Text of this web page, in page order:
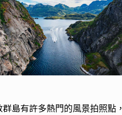
群島有許多熱門的風景拍照點，